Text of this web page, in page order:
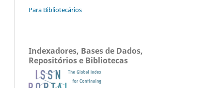
Para Bibliotecários
Indexadores, Bases de Dados,
Repositórios e Bibliotecas